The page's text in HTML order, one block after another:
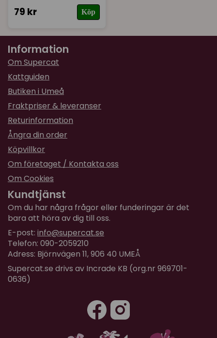
79 kr Köp
Information
Om Supercat
Kattguiden
Butiken i Umeå
Fraktpriser & leveranser
Returinformation
Ångra din order
Köpvillkor
Om företaget / Kontakta oss
Om Cookies
Kundtjänst
Om du har några frågor eller funderingar är det
bara att höra av dig till oss.
E-post: info@supercat.se
Telefon: 090-2059210
Adress: Björnvägen 11, 906 40 UMEÅ
Supercat.se drivs av Incrade KB (org.nr 969701-
0636)